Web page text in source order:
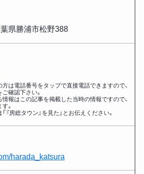
県勝浦市松野388
は電話番号をタップで直接電話できますので、
確認下さい。
情報はこの記事を掲載した当時の情報ですので、
。
『房総タウン』を見た」とお伝えください。
harada_katsura